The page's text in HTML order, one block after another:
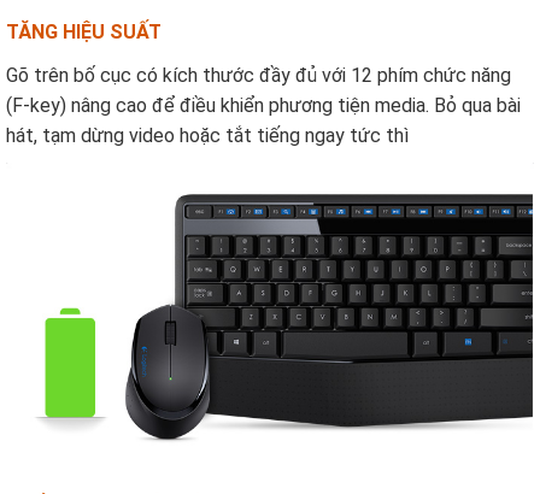
TĂNG HIỆU SUẤT
Gõ trên bố cục có kích thước đầy đủ với 12 phím chức năng
(F-key) nâng cao để điều khiển phương tiện media. Bỏ qua bài
hát, tạm dừng video hoặc tắt tiếng ngay tức thì